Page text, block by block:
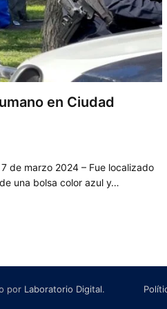
en Ciudad
de marzo 2024 – Fue localizado
una bolsa color azul y…
por Laboratorio Digital.